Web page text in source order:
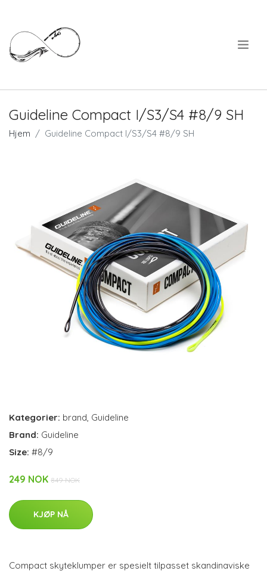
Guideline Compact I/S3/S4 #8/9 SH
Hjem Guideline Compact I/S3/S4 #8/9 SH
Kategorier: brand, Guideline
Brand: Guideline
Size: #8/9
249 NOK 849 NOK
KJØP NÅ
Compact skyteklumper er spesielt tilpasset skandinaviske